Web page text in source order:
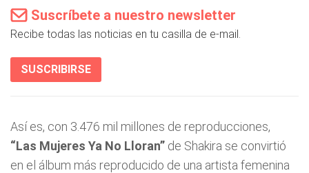
Suscríbete a nuestro newsletter
Recibe todas las noticias en tu casilla de e-mail.
SUSCRIBIRSE
Así es, con 3.476 mil millones de reproducciones,
“Las Mujeres Ya No Lloran” de Shakira se convirtió
en el álbum más reproducido de una artista femenina